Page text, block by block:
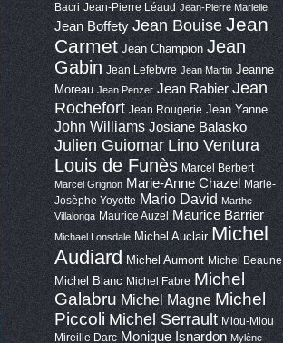
Bacri Jean-Pierre Léaud Jean-Pierre Marielle
Jean Boffety Jean BouiseJean
Carmet Jean Champion Jean
Gabin Jean Lefebvre Jean Martin Jeanne
Moreau Jean Penzer Jean Rabier Jean
Rochefort Jean Rougerie Jean Yanne
John Williams Josiane Balasko
Julien Guiomar Lino Ventura
Louis de Funès Marcel Berbert
Marcel Grignon Marie-Anne Chazel
Marie-
Josèphe Yoyotte Mario David Marthe
Villalonga Maurice Auzel Maurice Barrier
Michael Lonsdale Michel Auclair Michel
Audiard Michel Aumont Michel Beaune
Michel Blanc Michel Fabre Michel
Galabru Michel Magne Michel
Piccoli Michel Serrault Miou-Miou
Mireille Darc Monique Isnardon Mylène